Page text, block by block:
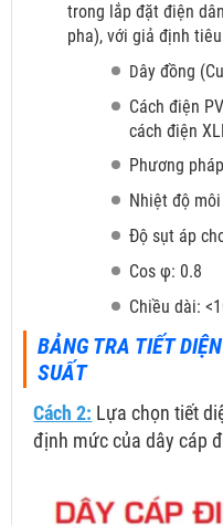
trong lắp đặt điện
pha), với giả định
Dây đồng
Cách điện
cách điện
Phương
Nhiệt độ
Độ sụt áp
Cos φ: 0.8
Chiều dài:
BẢNG TRA TIẾT
SUẤT
Cách 2: Lựa chọn tiết
định mức của dây cáp